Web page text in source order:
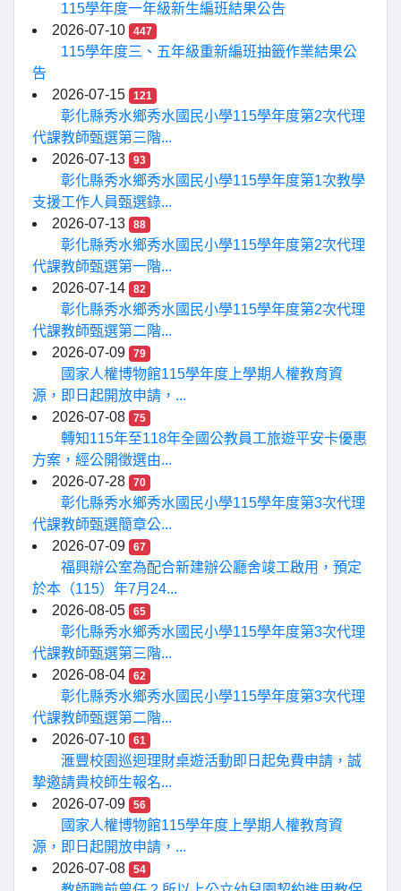
115學年度一年級新生編班結果公告
2026-07-10
447
115學年度三、五年級重新編班抽籤作業結果公
告
2026-07-15
121
彰化縣秀水鄉秀水國民小學115學年度第2次代理
代課教師甄選第三階...
2026-07-13
93
彰化縣秀水鄉秀水國民小學115學年度第1次教學
支援工作人員甄選錄...
2026-07-13
88
彰化縣秀水鄉秀水國民小學115學年度第2次代理
代課教師甄選第一階...
2026-07-14
82
彰化縣秀水鄉秀水國民小學115學年度第2次代理
代課教師甄選第二階...
2026-07-09
79
國家人權博物館115學年度上學期人權教育資
源，即日起開放申請，...
2026-07-08
75
轉知115年至118年全國公教員工旅遊平安卡優惠
方案，經公開徵選由...
2026-07-28
70
彰化縣秀水鄉秀水國民小學115學年度第3次代理
代課教師甄選簡章公...
2026-07-09
67
福興辦公室為配合新建辦公廳舍竣工啟用，預定
於本（115）年7月24...
2026-08-05
65
彰化縣秀水鄉秀水國民小學115學年度第3次代理
代課教師甄選第三階...
2026-08-04
62
彰化縣秀水鄉秀水國民小學115學年度第3次代理
代課教師甄選第二階...
2026-07-10
61
滙豐校園巡迴理財桌遊活動即日起免費申請，誠
摯邀請貴校師生報名...
2026-07-09
56
國家人權博物館115學年度上學期人權教育資
源，即日起開放申請，...
2026-07-08
54